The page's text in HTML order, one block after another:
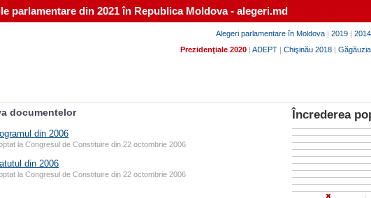
parlamentare din 2021 în Republica Moldova - alegeri.md
Alegeri parlamentare în Moldova | 2019 | 2014
Prezidenţiale 2020 | ADEPT | Chişinău 2018 |
documentelor
din 2006
la Congresul de Constituire din 22 octombrie 2006
din 2006
la Congresul de Constituire din 22 octombrie 2006
Încrederea